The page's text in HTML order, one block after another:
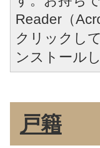
Reader（
クリックし
ンストール
戸籍